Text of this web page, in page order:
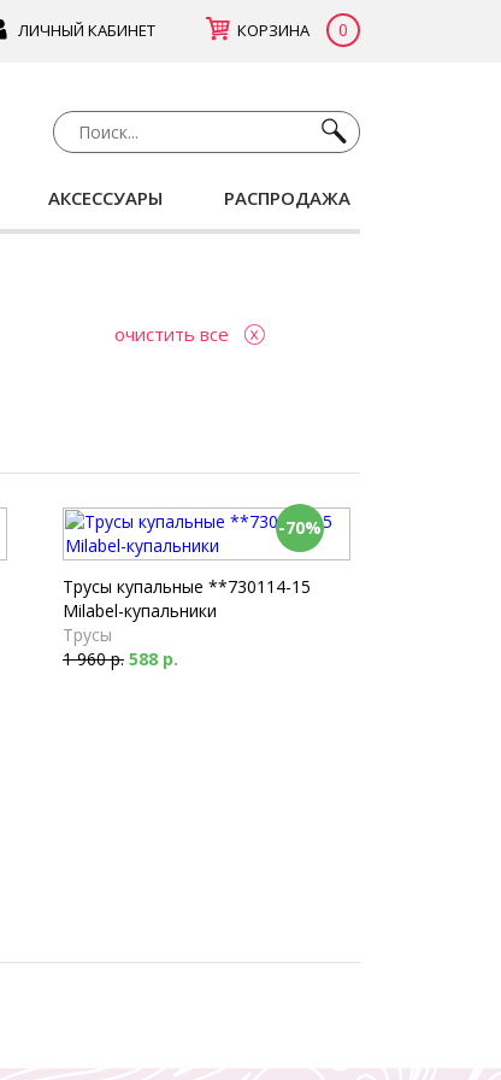
ЛИЧНЫЙ КАБИНЕТ КОРЗИНА 0
АКСЕССУАРЫ РАСПРОДАЖА
очистить все
-70%
Трусы купальные **730114-15
Milabel-купальники
Трусы
1 960 р. 588 р.